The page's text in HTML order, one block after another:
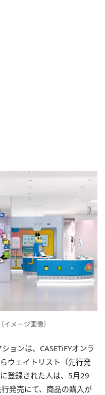
イメージ画像）
ョンは、CASETiFYオンラ
ウェイトリスト（先行発
登録された人は、5月29
発売にて、商品の購入が